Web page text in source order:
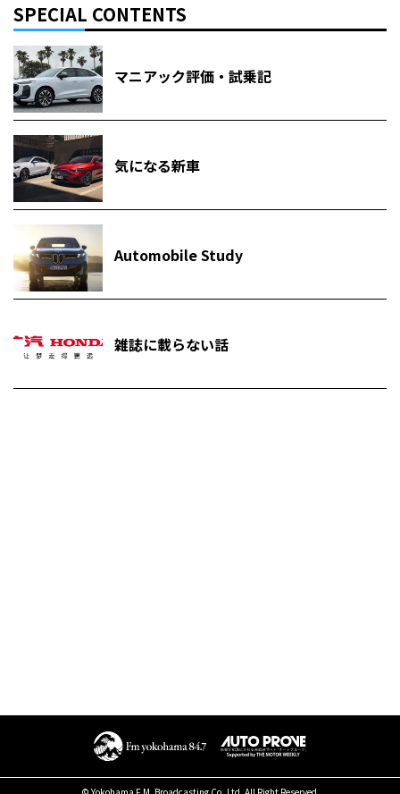
SPECIAL CONTENTS
マニアック評価・試乗記
気になる新車
Automobile Study
雑誌に載らない話